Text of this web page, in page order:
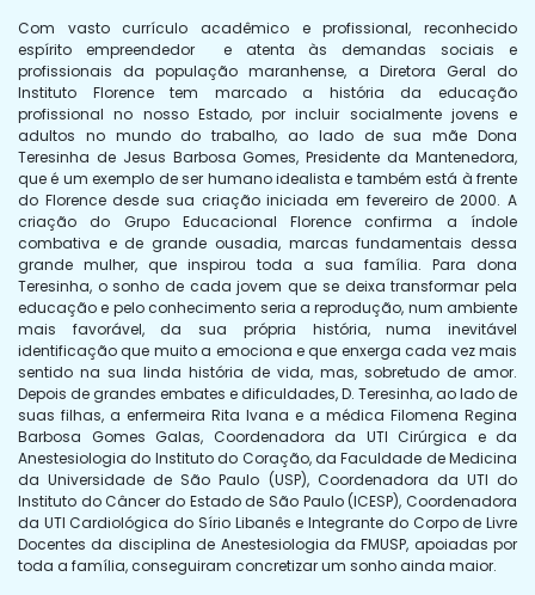
Com vasto currículo acadêmico e profissional, reconhecido
espírito empreendedor e atenta às demandas sociais e
profissionais da população maranhense, a Diretora Geral do
Instituto Florence tem marcado a história da educação
profissional no nosso Estado, por incluir socialmente jovens e
adultos no mundo do trabalho, ao lado de sua mãe Dona
Teresinha de Jesus Barbosa Gomes, Presidente da Mantenedora,
que é um exemplo de ser humano idealista e também está à frente
do Florence desde sua criação iniciada em fevereiro de 2000. A
criação do Grupo Educacional Florence confirma a índole
combativa e de grande ousadia, marcas fundamentais dessa
grande mulher, que inspirou toda a sua família. Para dona
Teresinha, o sonho de cada jovem que se deixa transformar pela
educação e pelo conhecimento seria a reprodução, num ambiente
mais favorável, da sua própria história, numa inevitável
identificação que muito a emociona e que enxerga cada vez mais
sentido na sua linda história de vida, mas, sobretudo de amor.
Depois de grandes embates e dificuldades, D. Teresinha, ao lado de
suas filhas, a enfermeira Rita Ivana e a médica Filomena Regina
Barbosa Gomes Galas, Coordenadora da UTI Cirúrgica e da
Anestesiologia do Instituto do Coração, da Faculdade de Medicina
da Universidade de São Paulo (USP), Coordenadora da UTI do
Instituto do Câncer do Estado de São Paulo (ICESP), Coordenadora
da UTI Cardiológica do Sírio Libanês e Integrante do Corpo de Livre
Docentes da disciplina de Anestesiologia da FMUSP, apoiadas por
toda a família, conseguiram concretizar um sonho ainda maior.